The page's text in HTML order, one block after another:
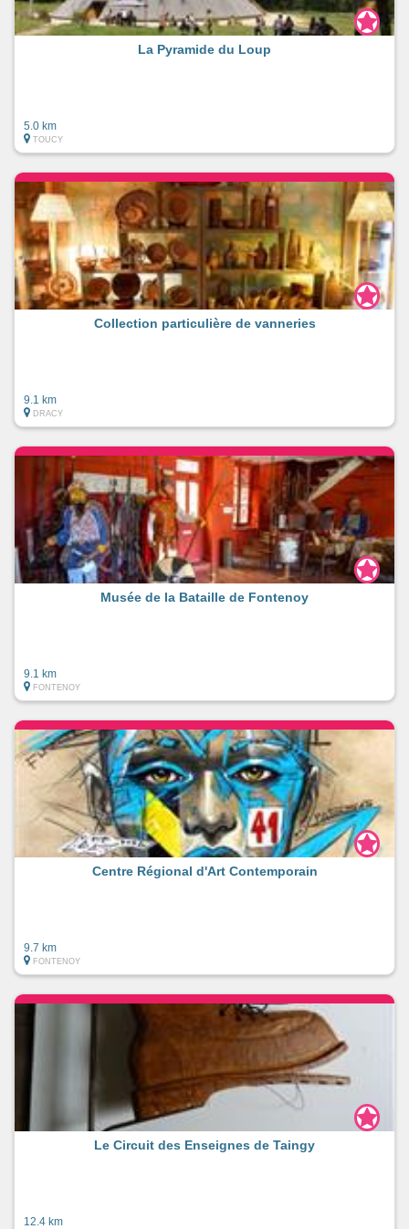
La Pyramide du Loup
5.0 km
TOUCY
Collection particulière de vanneries
9.1 km
DRACY
Musée de la Bataille de Fontenoy
9.1 km
FONTENOY
Centre Régional d'Art Contemporain
9.7 km
FONTENOY
Le Circuit des Enseignes de Taingy
12.4 km